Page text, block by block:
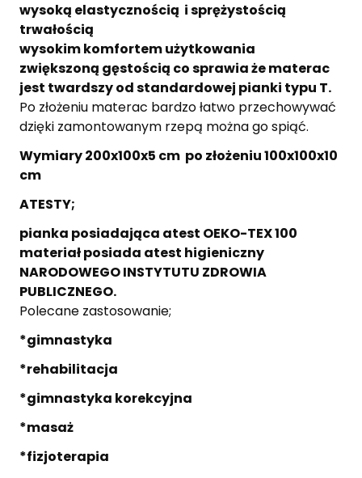
wysoką elastycznością i sprężystością
trwałością
wysokim komfortem użytkowania
zwiększoną gęstością co sprawia że materac
jest twardszy od standardowej pianki typu T.
Po złożeniu materac bardzo łatwo przechowywać
dzięki zamontowanym rzepą można go spiąć.
Wymiary 200x100x5 cm po złożeniu 100x100x10
cm
ATESTY;
pianka posiadająca atest OEKO-TEX 100
materiał posiada atest higieniczny
NARODOWEGO INSTYTUTU ZDROWIA
PUBLICZNEGO.
Polecane zastosowanie;
*gimnastyka
*rehabilitacja
*gimnastyka korekcyjna
*masaż
*fizjoterapia